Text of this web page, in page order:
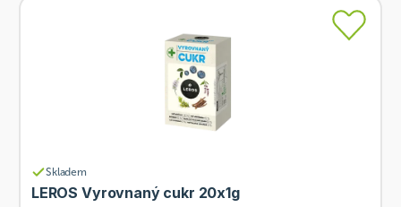
Skladem
LEROS Vyrovnaný cukr 20x1g